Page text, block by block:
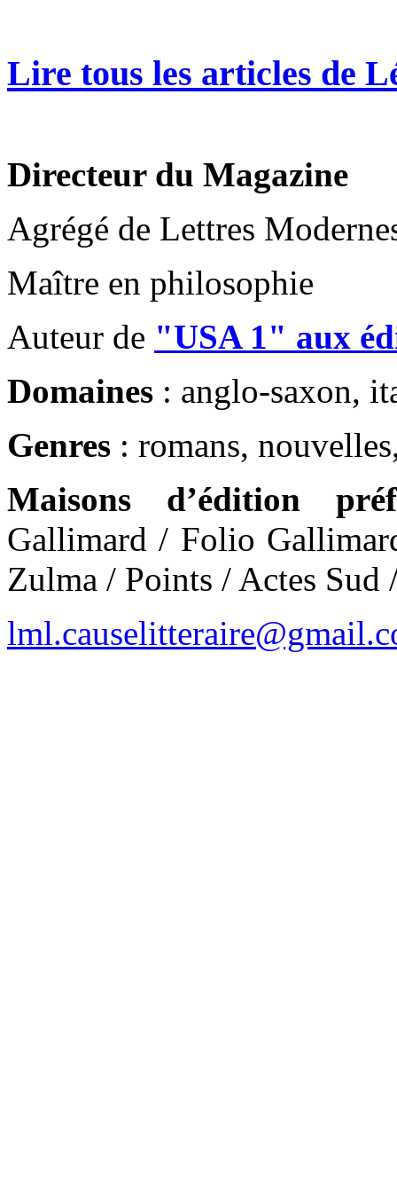
Lire tous les articles de
Directeur du Magazine
Agrégé de Lettres
Maître en philosophie
Auteur de "USA 1" aux
Domaines : anglo-saxon,
Genres : romans,
Maisons d’édition
Gallimard / Folio
Zulma / Points / Actes Sud